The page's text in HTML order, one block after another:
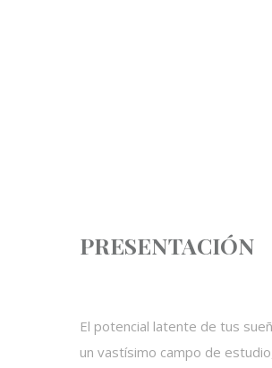
PRESENTACIÓN
El potencial latente de tus
un vastísimo campo de